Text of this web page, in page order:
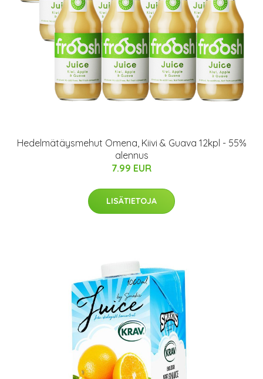
Hedelmätäysmehut Omena, Kiivi & Guava 12kpl - 55%
alennus
7.99 EUR
LISÄTIETOJA